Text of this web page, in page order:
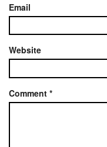
Email
Website
Comment *